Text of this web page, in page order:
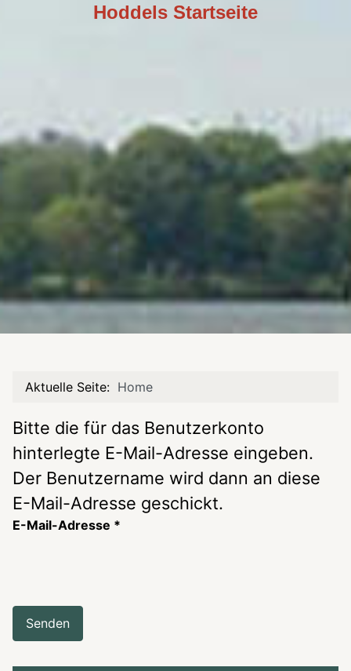
Hoddels Startseite
Aktuelle Seite: Home
Bitte die für das Benutzerkonto
hinterlegte E-Mail-Adresse eingeben.
Der Benutzername wird dann an diese
E-Mail-Adresse geschickt.
E-Mail-Adresse *
Senden